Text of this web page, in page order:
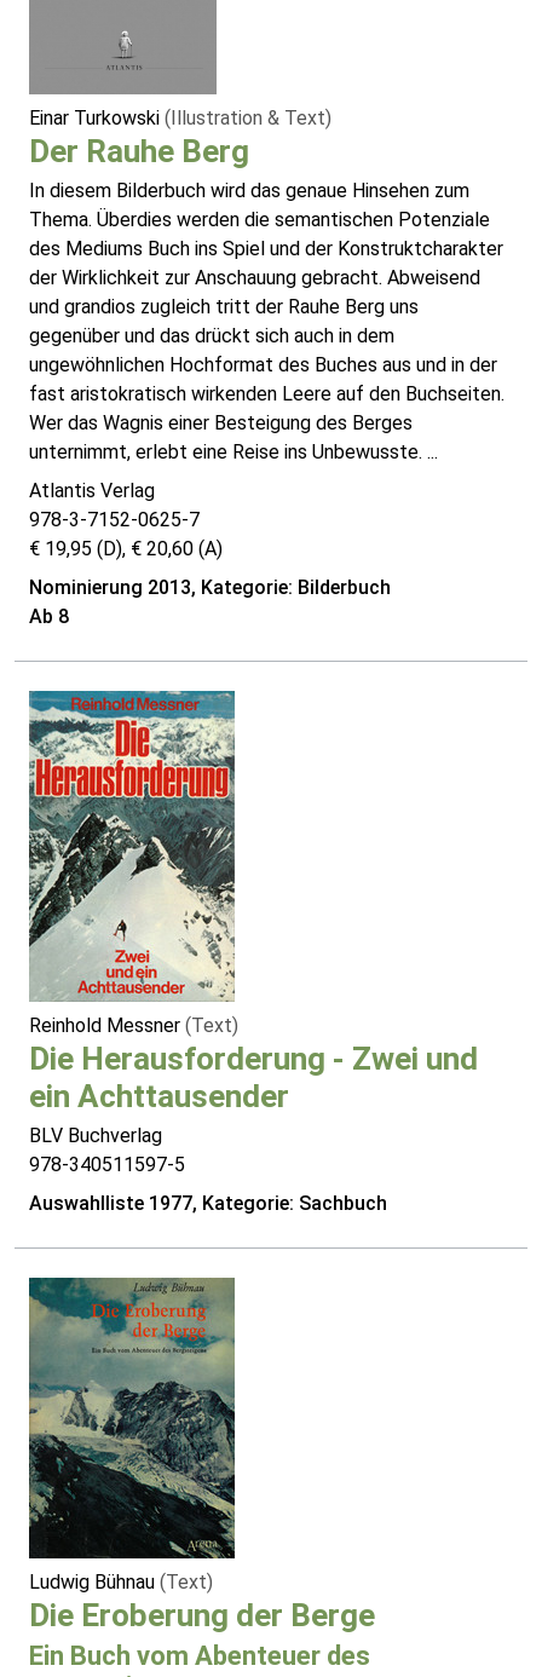
Einar Turkowski (Illustration & Text)
Der Rauhe Berg
In diesem Bilderbuch wird das genaue Hinsehen zum
Thema. Überdies werden die semantischen Potenziale
des Mediums Buch ins Spiel und der Konstruktcharakter
der Wirklichkeit zur Anschauung gebracht. Abweisend
und grandios zugleich tritt der Rauhe Berg uns
gegenüber und das drückt sich auch in dem
ungewöhnlichen Hochformat des Buches aus und in der
fast aristokratisch wirkenden Leere auf den Buchseiten.
Wer das Wagnis einer Besteigung des Berges
unternimmt, erlebt eine Reise ins Unbewusste. ...
Atlantis Verlag
978-3-7152-0625-7
€ 19,95 (D), € 20,60 (A)
Nominierung 2013, Kategorie: Bilderbuch
Ab 8
Reinhold Messner (Text)
Die Herausforderung - Zwei und
ein Achttausender
BLV Buchverlag
978-340511597-5
Auswahlliste 1977, Kategorie: Sachbuch
Ludwig Bühnau (Text)
Die Eroberung der Berge
Ein Buch vom Abenteuer des